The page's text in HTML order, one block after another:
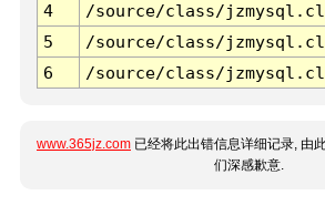
4
/source/class/
5
/source/class/
6
/source/class/
www.365jz.com 已经将此出错信息详细记录, 由
们深感歉意.